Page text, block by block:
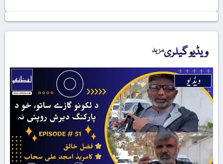
ویڈیو گیلریمزید